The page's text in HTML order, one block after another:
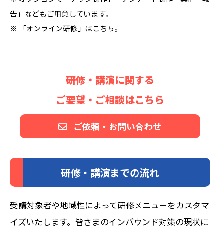
告」などもご用意しています。
※
「オンライン研修」はこちら。
研修・講演に関する
ご要望・ご相談はこちら
ご依頼・お問い合わせ
研修・講演までの流れ
受講対象者や地域性によって研修メニューをカスタマ
イズいたします。皆さまのインバウンド対策の現状に